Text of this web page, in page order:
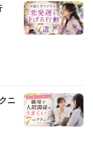
ニ